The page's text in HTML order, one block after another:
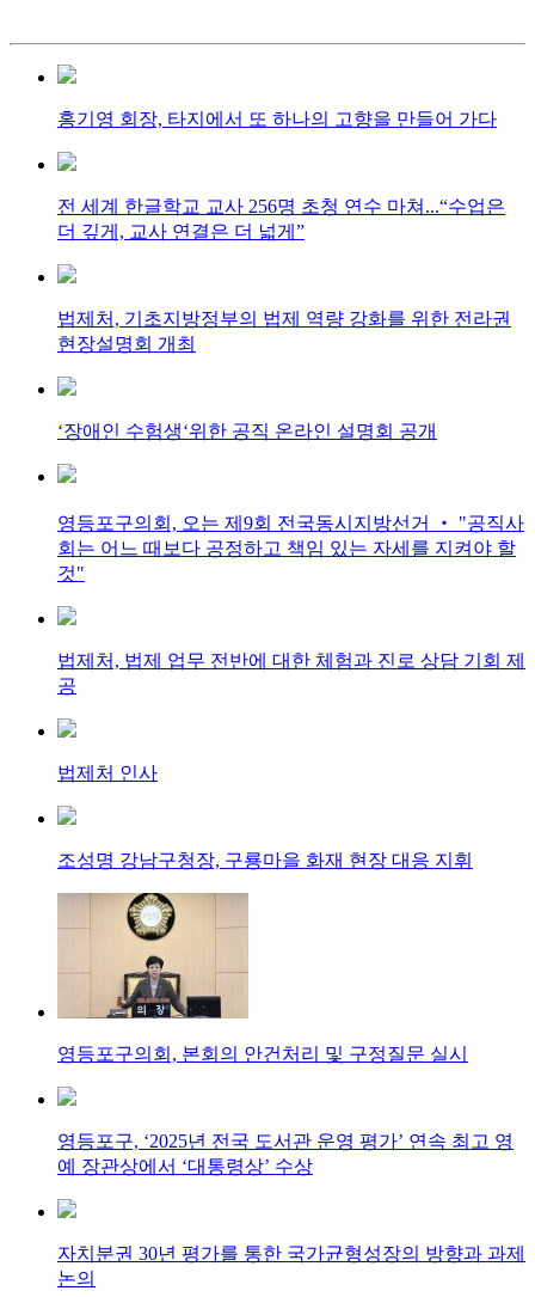
홍기영 회장, 타지에서 또 하나의 고향을 만들어 가다
전 세계 한글학교 교사 256명 초청 연수 마쳐...“수업은
더 깊게, 교사 연결은 더 넓게”
법제처, 기초지방정부의 법제 역량 강화를 위한 전라권
현장설명회 개최
‘장애인 수험생‘위한 공직 온라인 설명회 공개
영등포구의회, 오는 제9회 전국동시지방선거 ‧ "공직사
회는 어느 때보다 공정하고 책임 있는 자세를 지켜야 할
것"
법제처, 법제 업무 전반에 대한 체험과 진로 상담 기회 제
공
법제처 인사
조성명 강남구청장, 구룡마을 화재 현장 대응 지휘
영등포구의회, 본회의 안건처리 및 구정질문 실시
영등포구, ‘2025년 전국 도서관 운영 평가’ 연속 최고 영
예 장관상에서 ‘대통령상’ 수상
자치분권 30년 평가를 통한 국가균형성장의 방향과 과제
논의